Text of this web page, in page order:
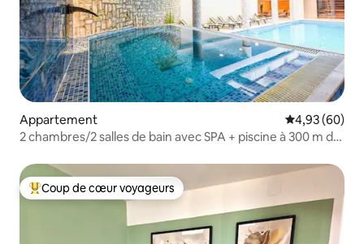
Appartement Évaluation
4,93 (60)
2 chambres/2 salles de bain avec SPA + piscine à 300 m de
Coups de cœur voyageurs les plus appréciés
Coup de cœur voyageurs